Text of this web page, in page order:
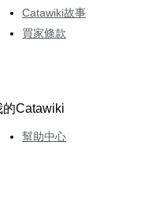
Catawiki故事
買家條款
的Catawiki
幫助中心